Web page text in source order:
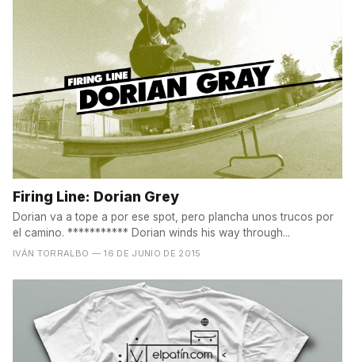
Firing Line: Dorian Grey
Dorian va a tope a por ese spot, pero plancha unos trucos por
el camino. *********** Dorian winds his way through...
IVÁN TORRALBO — 16 DE JUNIO DE 2015